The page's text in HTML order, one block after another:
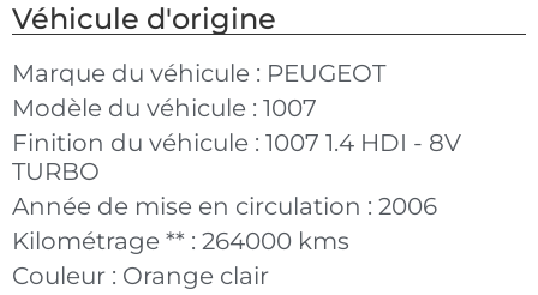
Véhicule d'origine
Marque du véhicule : PEUGEOT
Modèle du véhicule : 1007
Finition du véhicule : 1007 1.4 HDI - 8V
TURBO
Année de mise en circulation : 2006
Kilométrage ** : 264000 kms
Couleur : Orange clair